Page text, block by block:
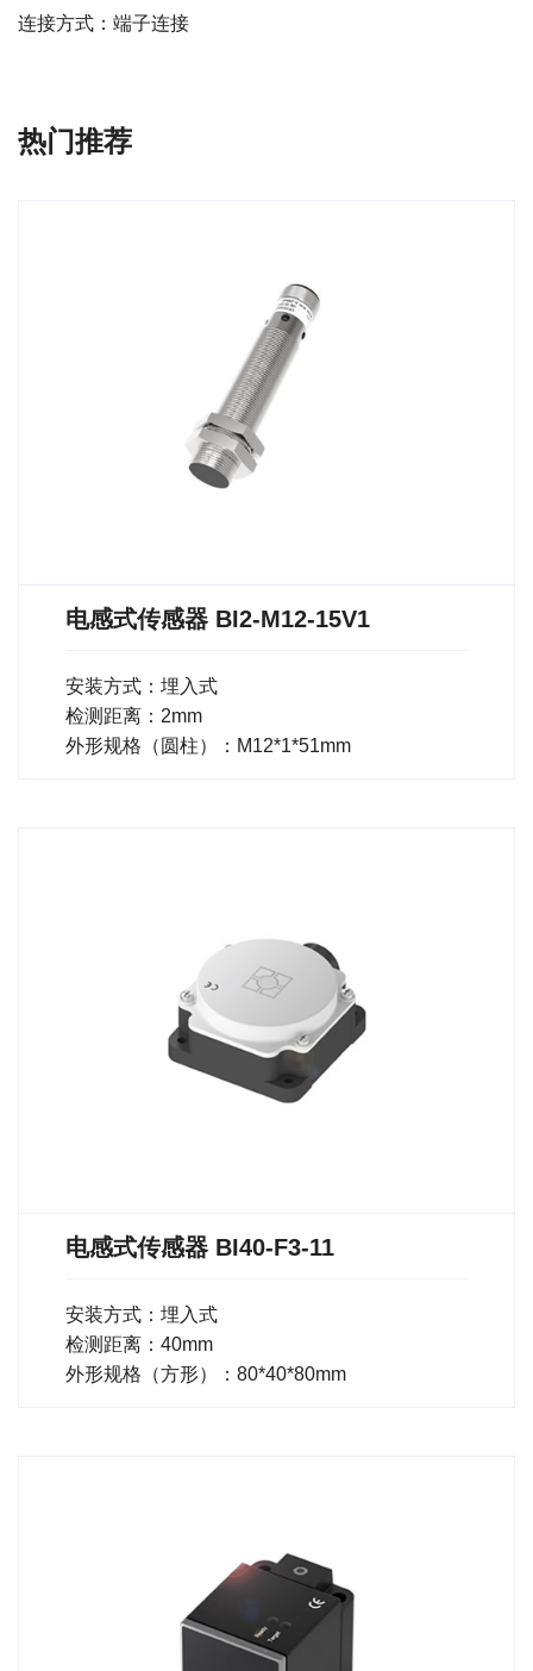
连接方式：端子连接
热门推荐
电感式传感器 BI2-M12-15V1
安装方式：埋入式
检测距离：2mm
外形规格（圆柱）：M12*1*51mm
电感式传感器 BI40-F3-11
安装方式：埋入式
检测距离：40mm
外形规格（方形）：80*40*80mm